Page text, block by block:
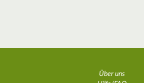
Über uns